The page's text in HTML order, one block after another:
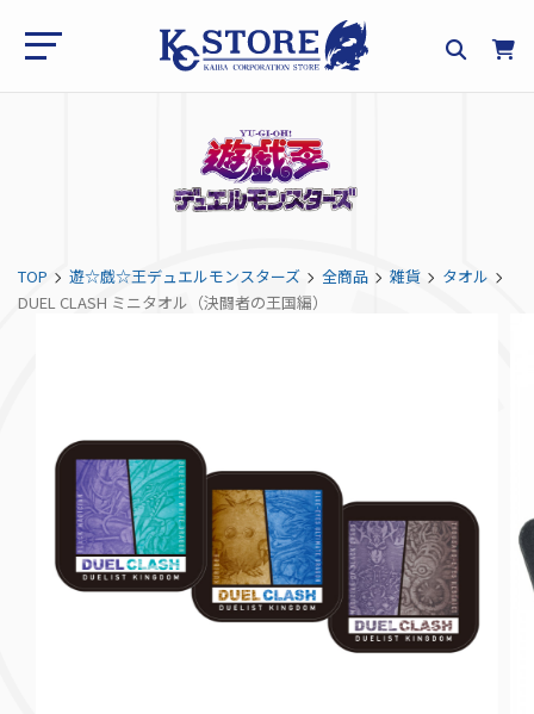
TOP 遊☆戯☆王デュエルモンスターズ 全商品 雑貨
タオル
DUEL CLASH ミニタオル（決闘者の王国編）